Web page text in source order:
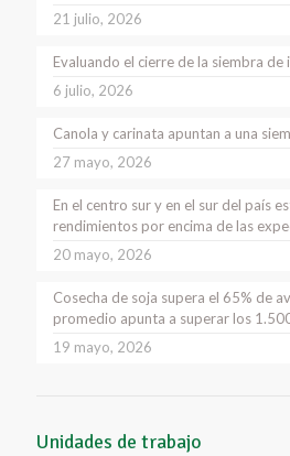
21 julio, 2026
Evaluando el cierre de la siembra de
6 julio, 2026
Canola y carinata apuntan a una
27 mayo, 2026
En el centro sur y en el sur del país
rendimientos por encima de las
20 mayo, 2026
Cosecha de soja supera el 65% de
promedio apunta a superar los
19 mayo, 2026
Unidades de trabajo